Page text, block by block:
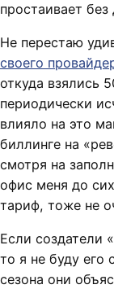
простаивает без
Не перестаю
своего
откуда взялись
периодически
влияло на это
биллинге на
смотря на
офис меня до
тариф, тоже не
Если создатели
то я не буду его
сезона они